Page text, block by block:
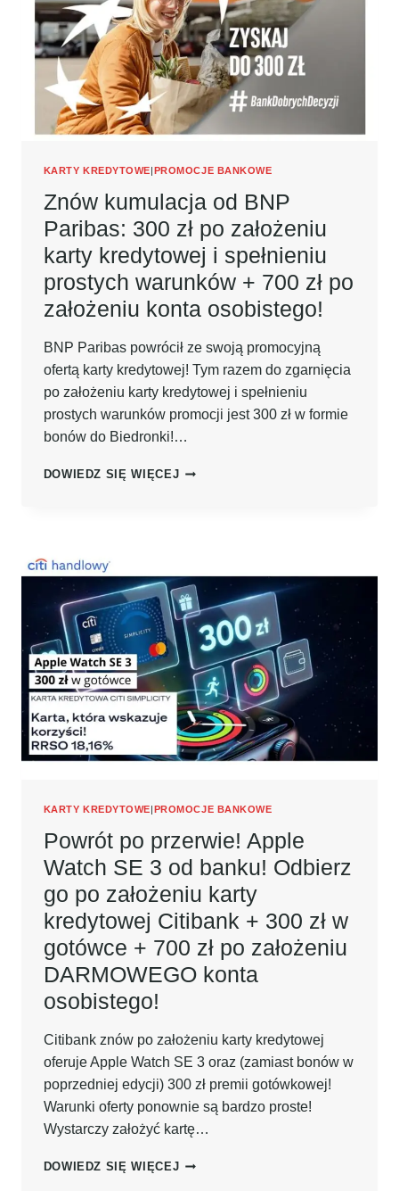
KREDYTOWEJ
I
SPEŁNIENIU
PROSTYCH
WARUNKÓW
+
1000
ZŁ
ZAŁOŻENIU
OSOBISTEGO!
KARTY KREDYTOWE|PROMOCJE BANKOWE
Znów kumulacja od BNP
Paribas: 300 zł po założeniu
karty kredytowej i spełnieniu
prostych warunków + 700 zł po
założeniu konta osobistego!
BNP Paribas powrócił ze swoją promocyjną
ofertą karty kredytowej! Tym razem do zgarnięcia
po założeniu karty kredytowej i spełnieniu
prostych warunków promocji jest 300 zł w formie
bonów do Biedronki!…
DOWIEDZ SIĘ WIĘCEJZNÓW
ZŁ
PO
ZAŁOŻENIU
KARTY
KREDYTOWEJ
I
SPEŁNIENIU
PROSTYCH
WARUNKÓW
+
700
ZAŁOŻENIU
OSOBISTEGO!
KARTY KREDYTOWE|PROMOCJE BANKOWE
Powrót po przerwie! Apple
Watch SE 3 od banku! Odbierz
go po założeniu karty
kredytowej Citibank + 300 zł w
gotówce + 700 zł po założeniu
DARMOWEGO konta
osobistego!
Citibank znów po założeniu karty kredytowej
oferuje Apple Watch SE 3 oraz (zamiast bonów w
poprzedniej edycji) 300 zł premii gotówkowej!
Warunki oferty ponownie są bardzo proste!
Wystarczy założyć kartę…
DOWIEDZ SIĘ WIĘCEJPOWRÓT